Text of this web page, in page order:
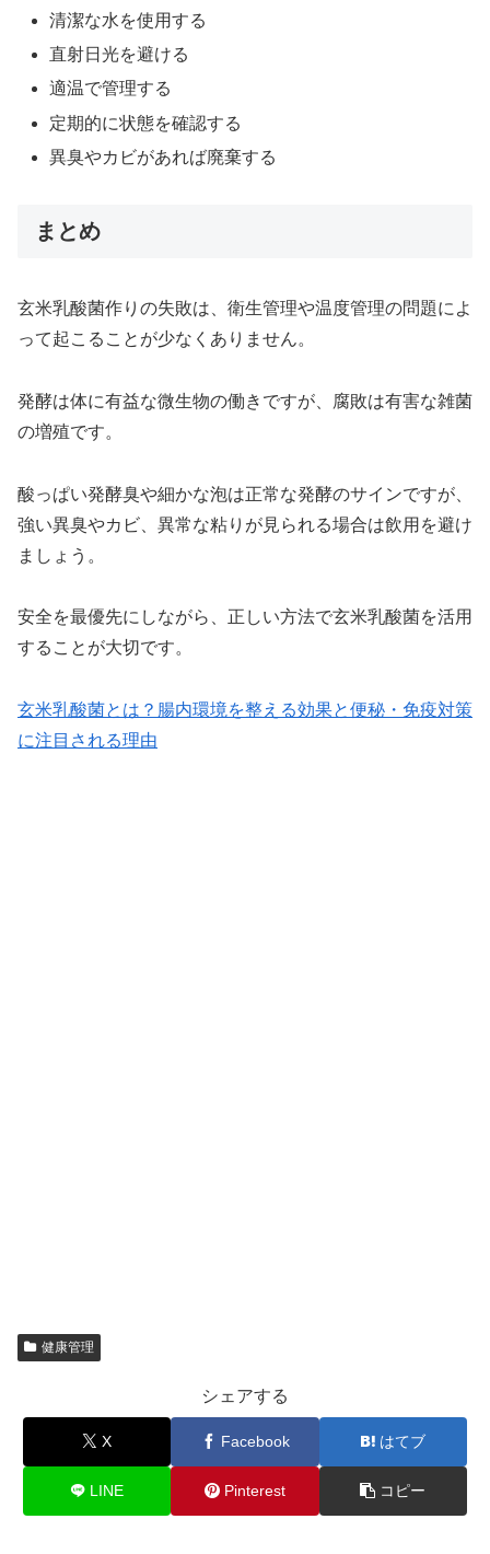
清潔な水を使用する
直射日光を避ける
適温で管理する
定期的に状態を確認する
異臭やカビがあれば廃棄する
まとめ
玄米乳酸菌作りの失敗は、衛生管理や温度管理の問題によ
って起こることが少なくありません。
発酵は体に有益な微生物の働きですが、腐敗は有害な雑菌
の増殖です。
酸っぱい発酵臭や細かな泡は正常な発酵のサインですが、
強い異臭やカビ、異常な粘りが見られる場合は飲用を避け
ましょう。
安全を最優先にしながら、正しい方法で玄米乳酸菌を活用
することが大切です。
玄米乳酸菌とは？腸内環境を整える効果と便秘・免疫対策
に注目される理由
健康管理
シェアする
X Facebook はてブ
LINE Pinterest コピー